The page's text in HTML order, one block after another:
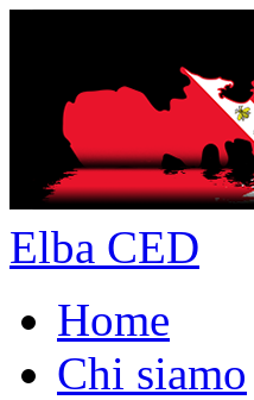
Elba CED
Home
Chi siamo